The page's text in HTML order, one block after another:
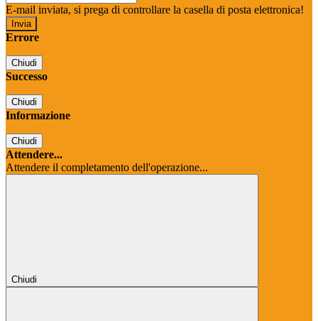
E-mail inviata, si prega di controllare la casella di posta elettronica!
Errore
Chiudi
Successo
Chiudi
Informazione
Chiudi
Attendere...
Attendere il completamento dell'operazione...
Chiudi